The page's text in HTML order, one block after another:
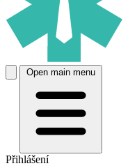
Open main menu
Přihlášení